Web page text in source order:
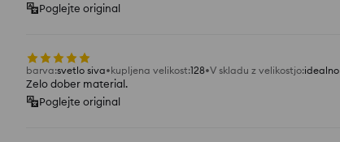
Poglejte original
barva:svetlo siva kupljena velikost:128 V skladu z velikostjo:idealno
Zelo dober material.
Poglejte original